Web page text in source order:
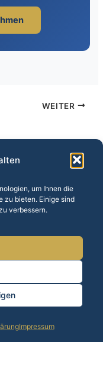
um Ihnen die
zu bieten. Einige sind
verbessern.
Impressum
WEITER
· Versicherungen
▼
– Francesco Meli |
Finanz-Check